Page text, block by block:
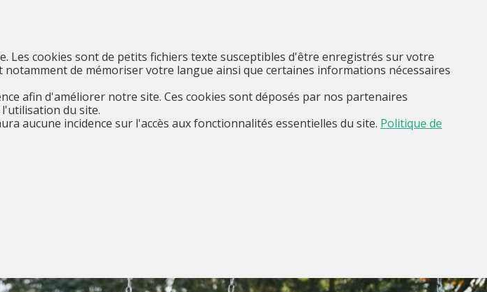
cookies sont de petits fichiers texte susceptibles d'être enregistrés sur votre
de mémoriser votre langue ainsi que certaines informations nécessaires
afin d'améliorer notre site. Ces cookies sont déposés par nos partenaires
du site.
aucune incidence sur l'accès aux fonctionnalités essentielles du site. Politique de